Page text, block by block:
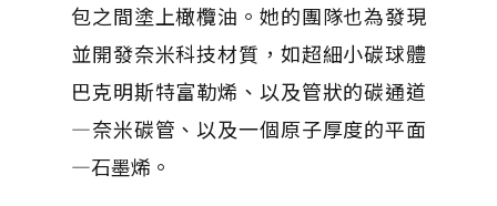
包之間塗上橄欖油。她的團隊也為發現
並開發奈米科技材質，如超細小碳球體
巴克明斯特富勒烯、以及管狀的碳通道
—奈米碳管、以及一個原子厚度的平面
—石墨烯。